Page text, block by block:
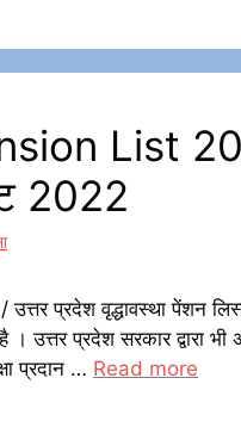
List
2022
प्रदेश वृद्धावस्था पेंशन
। उत्तर प्रदेश सरकार द्वारा
प्रदान … Read more